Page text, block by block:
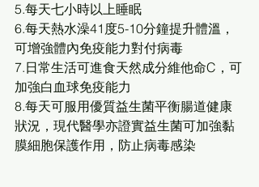
5.每天七小時以上睡眠
6.每天熱水澡41度5-10分鐘提升體溫，
可增強體內免疫能力對付病毒
7.日常生活可進食天然成分維他命C，可
加強白血球免疫能力
8.每天可服用優質益生菌平衡腸道健康
狀況，現代醫學亦證實益生菌可加強黏
膜細胞保護作用，防止病毒感染